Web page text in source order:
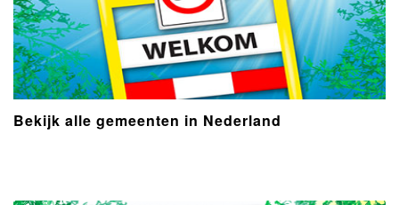
Bekijk alle gemeenten in Nederland